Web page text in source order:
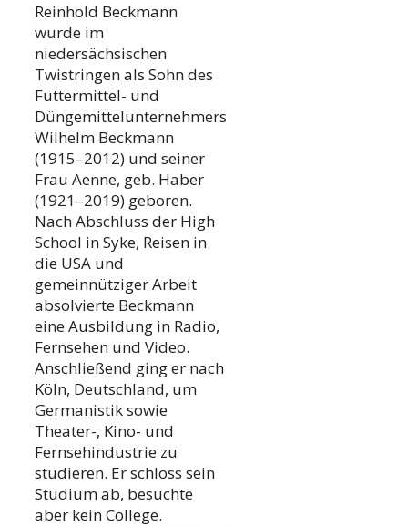
Reinhold Beckmann
wurde im
niedersächsischen
Twistringen als Sohn des
Futtermittel- und
Düngemittelunternehmers
Wilhelm Beckmann
(1915–2012) und seiner
Frau Aenne, geb. Haber
(1921–2019) geboren.
Nach Abschluss der High
School in Syke, Reisen in
die USA und
gemeinnütziger Arbeit
absolvierte Beckmann
eine Ausbildung in Radio,
Fernsehen und Video.
Anschließend ging er nach
Köln, Deutschland, um
Germanistik sowie
Theater-, Kino- und
Fernsehindustrie zu
studieren. Er schloss sein
Studium ab, besuchte
aber kein College.